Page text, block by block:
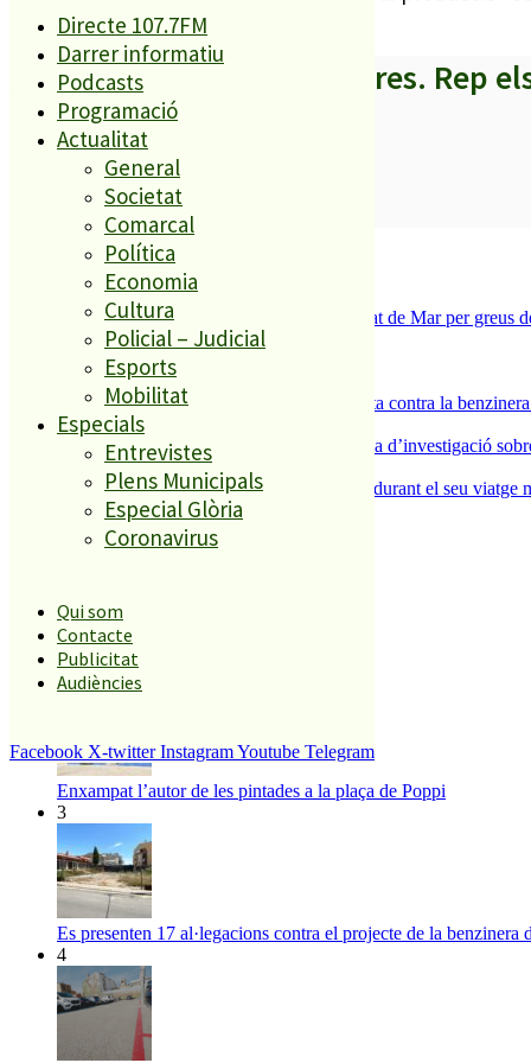
Directe 107.7FM
Darrer informatiu
Podcasts
Programació
Actualitat
General
Societat
Comarcal
Política
Economia
Cultura
Policial – Judicial
Esports
Mobilitat
Especials
Entrevistes
Plens Municipals
Especial Glòria
Coronavirus
Qui som
Contacte
Publicitat
Audiències
Facebook X-twitter InstagramYoutube Telegram
A partir d’ara no et perdis res. Rep
SUBSCRIURE’M
És tendència ara
Tanquen un local de menjar ràpid a Malgrat de Mar per greus
ESPORTS CAP DE SETMANA
Els veïns de Palafolls refermen la seva lluita contra la
4
Un historiador local guanya la primera beca d’investigació
Un grup de cigonyes fa parada a Palafolls durant el seu viatge
1
ESPORTS CAP DE SETMANA
2
Enxampat l’autor de les pintades a la plaça de Poppi
3
Es presenten 17 al·legacions contra el projecte de la benzinera
4